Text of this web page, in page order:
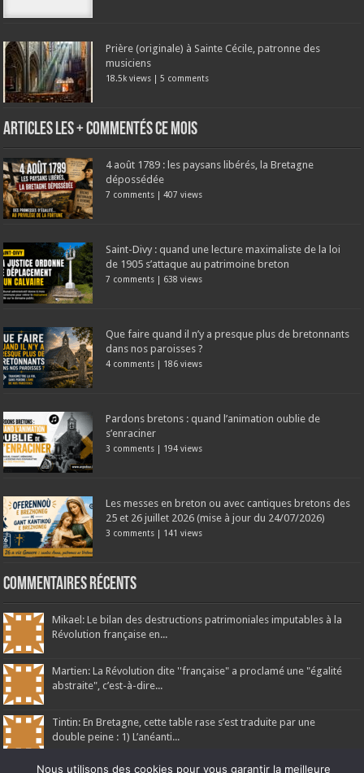
Prière (originale) à Sainte Cécile, patronne des
musiciens
18.5k views |5 comments
Articles les + commentés ce mois
4 août 1789 : les paysans libérés, la Bretagne
dépossédée
7 comments |407 views
Saint-Divy : quand une lecture maximaliste de la loi
de 1905 s’attaque au patrimoine breton
7 comments | 638 views
Que faire quand il n’y a presque plus de bretonnants
dans nos paroisses ?
4 comments | 186 views
Pardons bretons : quand l’animation oublie de
s’enraciner
3 comments | 194 views
Les messes en breton ou avec cantiques bretons des
25 et 26 juillet 2026 (mise à jour du 24/07/2026)
3 comments | 141 views
Commentaires récents
Mikael: Le bilan des destructions patrimoniales imputables à la
Révolution française en...
Martien: La Révolution dite ''française" a proclamé une "égalité
abstraite", c’est-à-dire...
Tintin: En Bretagne, cette table rase s’est traduite par une
double peine : 1) L’anéanti...
Nous utilisons des cookies pour vous garantir la meilleure